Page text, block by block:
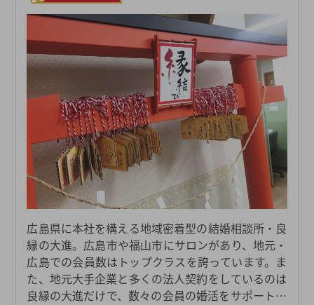
広島県に本社を構える地域密着型の結婚相談所・良
縁の大進。広島市や福山市にサロンがあり、地元・
広島での会員数はトップクラスを誇っています。ま
た、地元大手企業と多くの法人契約をしているのは
良縁の大進だけで、数々の会員の婚活をサポートし